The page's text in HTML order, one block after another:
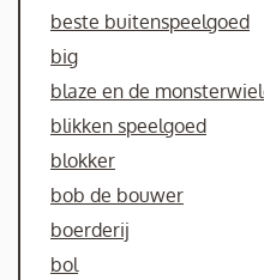
beste buitenspeelgoed
big
blaze en de
blikken speelgoed
blokker
bob de bouwer
boerderij
bol